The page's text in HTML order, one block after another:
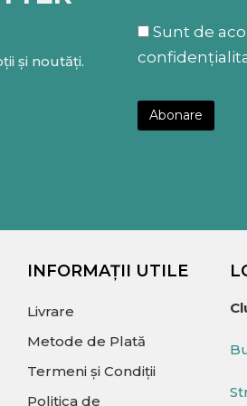
și noutăți.
Sunt de
INFORMAȚII UTILE
Livrare
Metode de Plată
Termeni și Condiții
Politica de